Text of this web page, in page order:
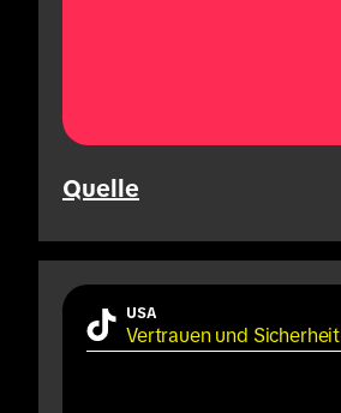
Quelle
USA
Vertrauen und Sicherheit